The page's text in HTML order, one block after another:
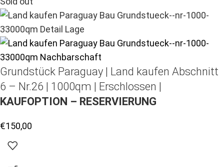
Grundstück Paraguay | Land kaufen Abschnitt
6 – Nr.26 | 1000qm | Erschlossen |
KAUFOPTION – RESERVIERUNG
€150,00